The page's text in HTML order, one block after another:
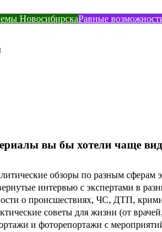
НовосибирскаРавные
вы бы хотели чаще
обзоры по разным сферам
интервью с экспертами в
о происшествиях, ЧС, ДТП,
советы для жизни (от
и фоторепортажи с